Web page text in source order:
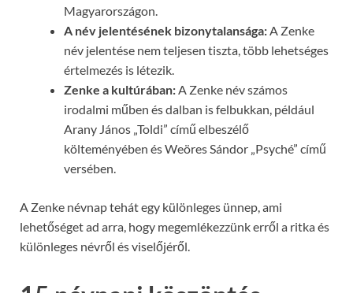
Magyarországon.
A név jelentésének bizonytalansága:A Zenke
név jelentése nem teljesen tiszta, több lehetséges
értelmezés is létezik.
Zenke a kultúrában:A Zenke név számos
irodalmi műben és dalban is felbukkan, például
Arany János „Toldi” című elbeszélő
költeményében és Weöres Sándor „Psyché” című
versében.
A Zenke névnap tehát egy különleges ünnep, ami
lehetőséget ad arra, hogy megemlékezzünk erről a ritka és
különleges névről és viselőjéről.